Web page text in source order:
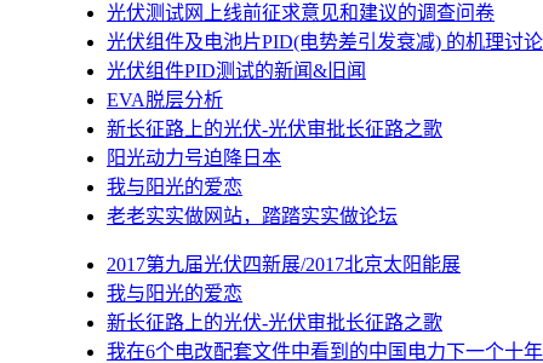
光伏测试网上线前征求意见和建议的调查问卷
光伏组件及电池片PID(电势差引发衰减) 的机理讨论
光伏组件PID测试的新闻&旧闻
EVA脱层分析
新长征路上的光伏-光伏审批长征路之歌
阳光动力号迫降日本
我与阳光的爱恋
老老实实做网站，踏踏实实做论坛
2017第九届光伏四新展/2017北京太阳能展
我与阳光的爱恋
新长征路上的光伏-光伏审批长征路之歌
我在6个电改配套文件中看到的中国电力下一个十年